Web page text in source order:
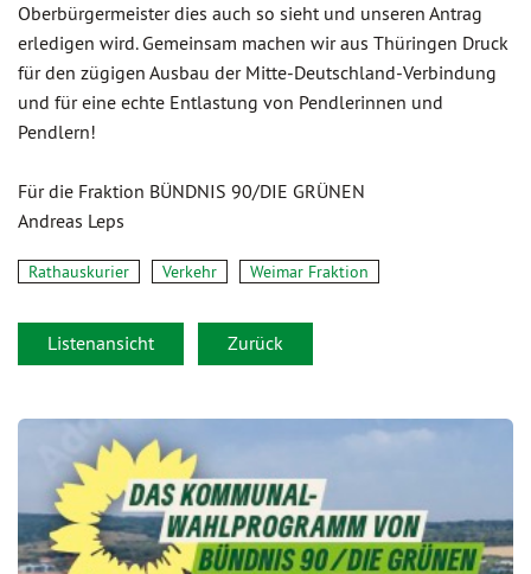
Oberbürgermeister dies auch so sieht und unseren Antrag
erledigen wird. Gemeinsam machen wir aus Thüringen Druck
für den zügigen Ausbau der Mitte-Deutschland-Verbindung
und für eine echte Entlastung von Pendlerinnen und
Pendlern!
Für die Fraktion BÜNDNIS 90/DIE GRÜNEN
Andreas Leps
Rathauskurier Verkehr Weimar Fraktion
Listenansicht Zurück